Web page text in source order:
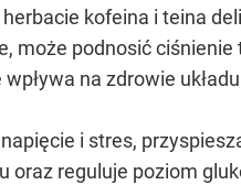
kofeina i teina
może podnosić
na zdrowie
i stres,
oraz reguluje poziom